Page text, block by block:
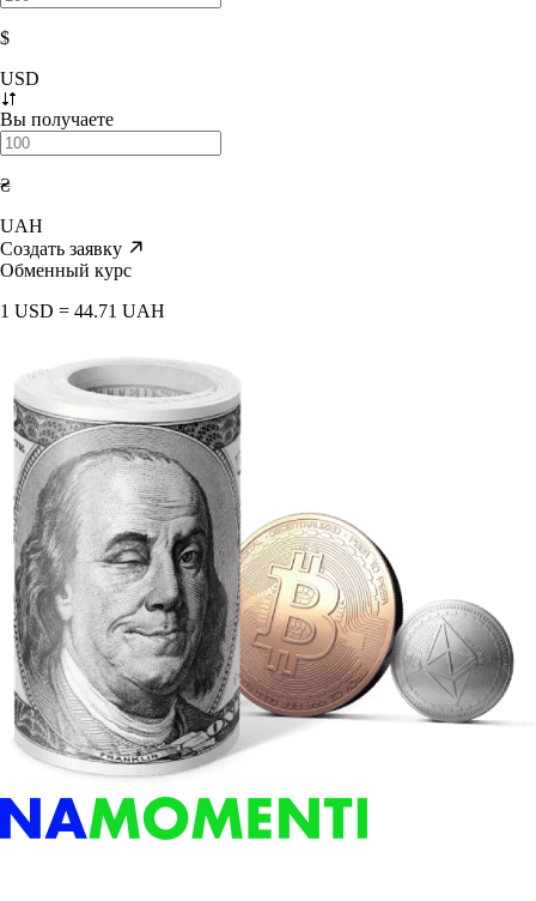
$
USD
Вы получаете
₴
UAH
Создать заявку
Обменный курс
1 USD = 44.71 UAH